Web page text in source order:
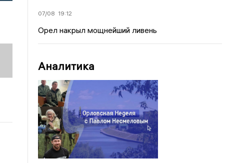
07/08 19:12
Орел накрыл мощнейший ливень
Аналитика